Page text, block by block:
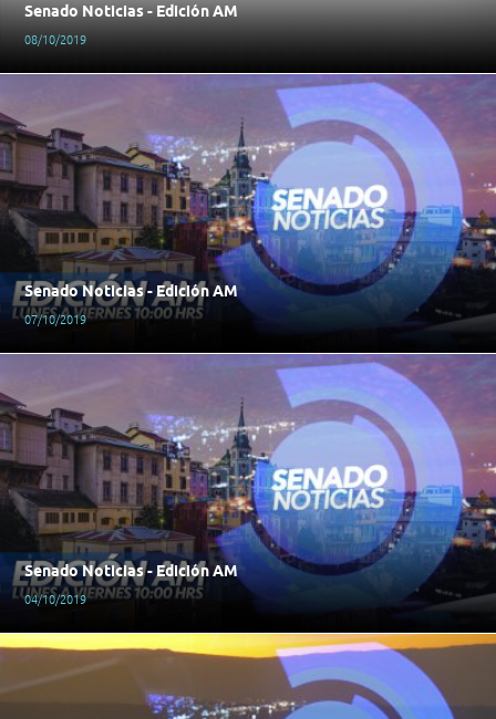
Senado Noticias - Edición AM
08/10/2019
Senado Noticias - Edición AM
07/10/2019
Senado Noticias - Edición AM
04/10/2019